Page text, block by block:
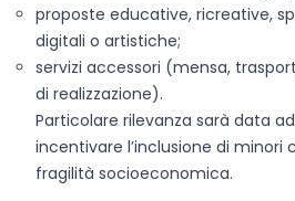
proposte educative, ricreative,
digitali o artistiche;
servizi accessori (mensa,
di realizzazione).
Particolare rilevanza sarà data
incentivare l’inclusione di minori
fragilità socioeconomica.